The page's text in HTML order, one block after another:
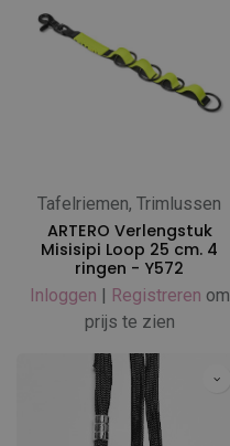
Tafelriemen, Trimlussen
ARTERO Verlengstuk
Misisipi Loop 25 cm. 4
ringen - Y572
Inloggen | Registreren om
prijs te zien